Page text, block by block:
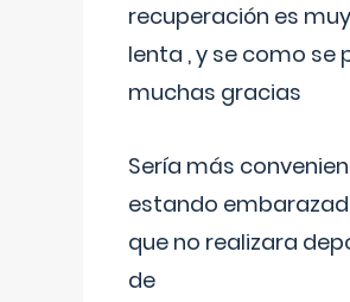
recuperación es muy
lenta , y se como se
muchas gracias
Sería más
estando
que no realizara
de